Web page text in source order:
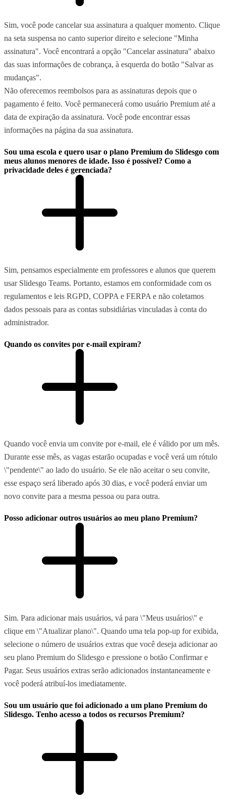
Sim, você pode cancelar sua assinatura a qualquer momento. Clique
na seta suspensa no canto superior direito e selecione "Minha
assinatura". Você encontrará a opção "Cancelar assinatura" abaixo
das suas informações de cobrança, à esquerda do botão "Salvar as
mudanças".
Não oferecemos reembolsos para as assinaturas depois que o
pagamento é feito. Você permanecerá como usuário Premium até a
data de expiração da assinatura. Você pode encontrar essas
informações na página da sua assinatura.
Sou uma escola e quero usar o plano Premium do Slidesgo com
meus alunos menores de idade. Isso é possível? Como a
privacidade deles é gerenciada?
Sim, pensamos especialmente em professores e alunos que querem
usar Slidesgo Teams. Portanto, estamos em conformidade com os
regulamentos e leis RGPD, COPPA e FERPA e não coletamos
dados pessoais para as contas subsidiárias vinculadas à conta do
administrador.
Quando os convites por e-mail expiram?
Quando você envia um convite por e-mail, ele é válido por um mês.
Durante esse mês, as vagas estarão ocupadas e você verá um rótulo
\"pendente\" ao lado do usuário. Se ele não aceitar o seu convite,
esse espaço será liberado após 30 dias, e você poderá enviar um
novo convite para a mesma pessoa ou para outra.
Posso adicionar outros usuários ao meu plano Premium?
Sim. Para adicionar mais usuários, vá para \"Meus usuários\" e
clique em \"Atualizar plano\". Quando uma tela pop-up for exibida,
selecione o número de usuários extras que você deseja adicionar ao
seu plano Premium do Slidesgo e pressione o botão Confirmar e
Pagar. Seus usuários extras serão adicionados instantaneamente e
você poderá atribuí-los imediatamente.
Sou um usuário que foi adicionado a um plano Premium do
Slidesgo. Tenho acesso a todos os recursos Premium?